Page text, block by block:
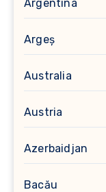
Argentina
Argeș
Australia
Austria
Azerbaidjan
Bacău